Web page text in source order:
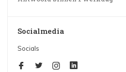
Socialmedia
Socials